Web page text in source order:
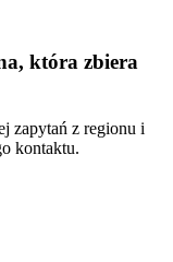
która zbiera
zapytań z regionu i
kontaktu.